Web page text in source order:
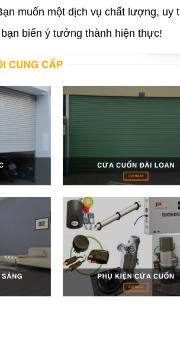
muốn một dịch vụ chất lượng, uy
biến ý tưởng thành hiện thực!